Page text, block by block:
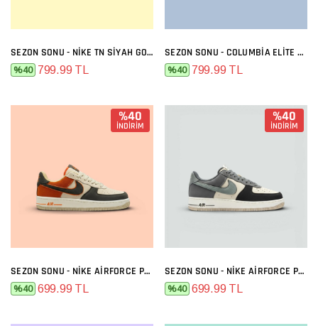
SEZON SONU - NIKE TN SIYAH GOLD
%40 799.99 TL
SEZON SONU - COLUMBIA ELITE SIYAH FÜME
%40 799.99 TL
%40
İNDİRİM
SEZON SONU - NIKE AIRFORCE PREMIUM BEJ FÜME TURUNCU
%40 699.99 TL
%40
İNDİRİM
SEZON SONU - NIKE AIRFORCE PREMIUM BEJ FÜME
%40 699.99 TL